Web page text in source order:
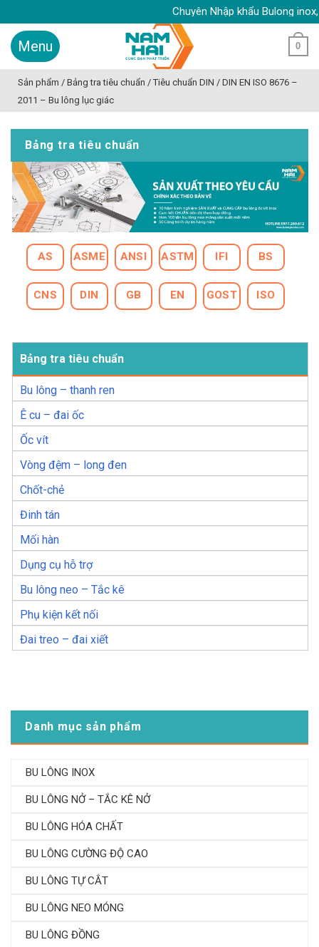
to
content
Chuyên Nhập khẩu Bulong inox,
0
Sản phẩm / Bảng tra tiêu chuẩn /Tiêu chuẩn DIN / DIN EN ISO 8676 –
2011 – Bu lông lục giác
Bảng tra tiêu chuẩn
AS ASME ANSI ASTM IFI BS
CNS DIN GB EN GOST ISO
Bảng tra tiêu chuẩn
Bu lông – thanh ren
Ê cu – đai ốc
Ốc vít
Vòng đệm – long đen
Chốt-chẻ
Đinh tán
Mối hàn
Dụng cụ hỗ trợ
Bu lông neo – Tắc kê
Phụ kiện kết nối
Đai treo – đai xiết
Danh mục sản phẩm
BU LÔNG INOX
BU LÔNG NỞ – TẮC KÊ NỞ
BU LÔNG HÓA CHẤT
BU LÔNG CƯỜNG ĐỘ CAO
BU LÔNG TỰ CẮT
BU LÔNG NEO MÓNG
BU LÔNG ĐỒNG